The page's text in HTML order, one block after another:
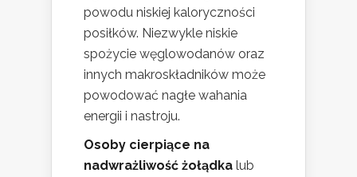
powodu niskiej kaloryczności
posiłków. Niezwykle niskie
spożycie węglowodanów oraz
innych makroskładników może
powodować nagłe wahania
energii i nastroju.
Osoby cierpiące na
nadwrażliwość żołądka lub